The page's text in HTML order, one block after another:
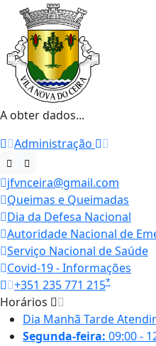
A obter dados...
Administração
jfvnceira@gmail.com
Queimas e Queimadas
Dia da Defesa Nacional
Autoridade Nacional de
Serviço Nacional de Saúde
Covid-19 - Informações
+351 235 771 215*
Horários
Dia Manhã Tarde
Segunda-feira: 09:00 -